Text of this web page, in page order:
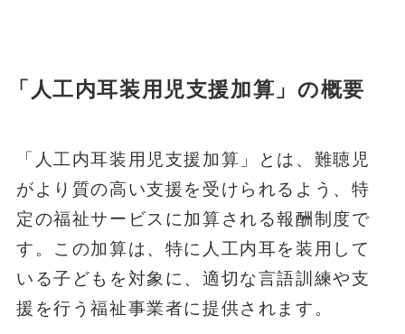
「人工内耳装用児支援加算」の概要
「人工内耳装用児支援加算」とは、難聴児
がより質の高い支援を受けられるよう、特
定の福祉サービスに加算される報酬制度で
す。この加算は、特に人工内耳を装用して
いる子どもを対象に、適切な言語訓練や支
援を行う福祉事業者に提供されます。